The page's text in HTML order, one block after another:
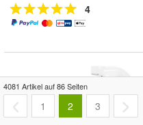
4
4081 Artikel auf 86 Seiten
1 2 3